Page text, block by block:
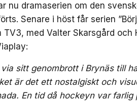
nu dramaserien om den
Senare i höst får serien
med Valter Skarsgård och
sitt genombrott i Brynäs till
är det ett nostalgiskt och
En tid då hockeyn var farlig